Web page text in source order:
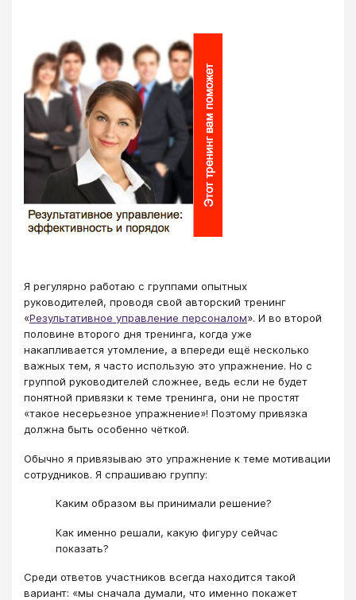
Я регулярно работаю с группами опытных
руководителей, проводя свой авторский тренинг
«Результативное управление персоналом». И во второй
половине второго дня тренинга, когда уже
накапливается утомление, а впереди ещё несколько
важных тем, я часто использую это упражнение. Но с
группой руководителей сложнее, ведь если не будет
понятной привязки к теме тренинга, они не простят
«такое несерьезное упражнение»! Поэтому привязка
должна быть особенно чёткой.
Обычно я привязываю это упражнение к теме мотивации
сотрудников. Я спрашиваю группу:
Каким образом вы принимали решение?
Как именно решали, какую фигуру сейчас
показать?
Среди ответов участников всегда находится такой
вариант: «мы сначала думали, что именно покажет